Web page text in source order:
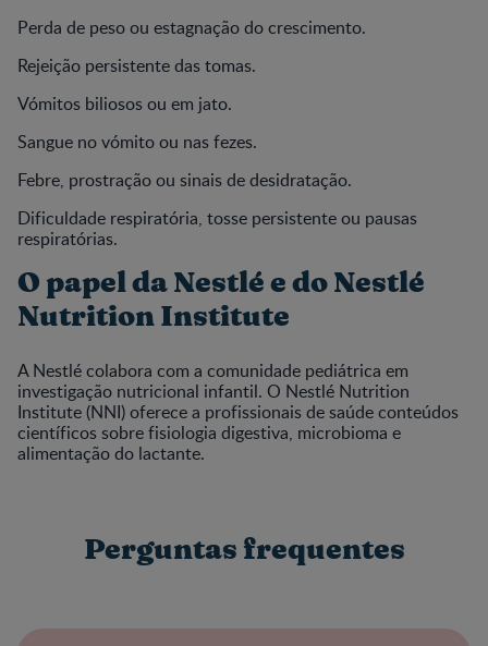
Perda de peso ou estagnação do crescimento.
Rejeição persistente das tomas.
Vómitos biliosos ou em jato.
Sangue no vómito ou nas fezes.
Febre, prostração ou sinais de desidratação.
Dificuldade respiratória, tosse persistente ou pausas
respiratórias.
O papel da Nestlé e do Nestlé
Nutrition Institute
A Nestlé colabora com a comunidade pediátrica em
investigação nutricional infantil. O Nestlé Nutrition
Institute (NNI) oferece a profissionais de saúde conteúdos
científicos sobre fisiologia digestiva, microbioma e
alimentação do lactante.
Perguntas frequentes